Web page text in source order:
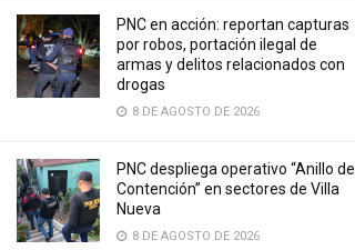
PNC en acción: reportan capturas
por robos, portación ilegal de
armas y delitos relacionados con
drogas
8 DE AGOSTO DE 2026
PNC despliega operativo “Anillo de
Contención” en sectores de Villa
Nueva
8 DE AGOSTO DE 2026